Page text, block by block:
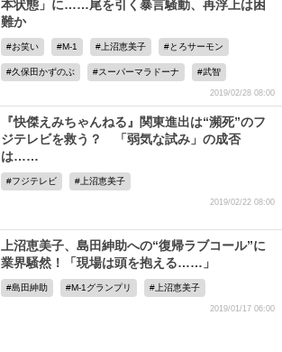
本状態」に……尾を引く暴言騒動、再浮上は困
難か
お笑い M-1 上沼恵美子 とろサーモン
久保田かずのぶ スーパーマラドーナ 武智
2019/02/28 08:00
『快傑えみちゃんねる』関東進出は“瀕死”のフ
ジテレビを救う？ 「弱気な試み」の成否
は……
フジテレビ 上沼恵美子
2019/02/22 08:00
上沼恵美子、島田紳助への“復帰ラブコール”に
業界騒然！「現場は頭を抱える……」
島田紳助 M-1グランプリ 上沼恵美子
2019/01/17 06:00